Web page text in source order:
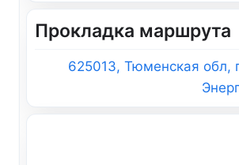
Прокладка маршрута
625013, Тюменская обл,